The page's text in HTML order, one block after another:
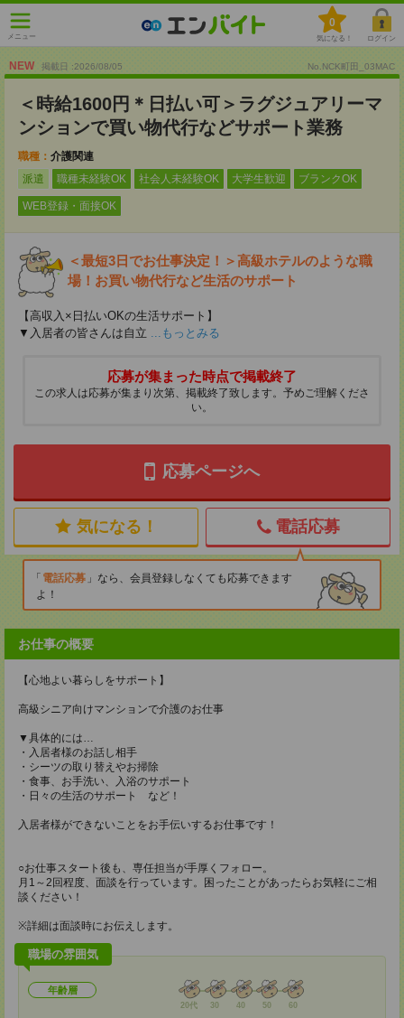
メニュー
0
気になる！ ログイン
NEW 掲載日 :2026/08/05 No.NCK町田_03MAC
＜時給1600円＊日払い可＞ラグジュアリーマ
ンションで買い物代行などサポート業務
職種： 介護関連
派遣
職種未経験OK 社会人未経験OK 大学生歓迎 ブランクOK
WEB登録・面接OK
＜最短3日でお仕事決定！＞高級ホテルのような職
場！お買い物代行など生活のサポート
【高収入×日払いOKの生活サポート】
▼入居者の皆さんは自立 ...もっとみる
応募が集まった時点で掲載終了
この求人は応募が集まり次第、掲載終了致します。予めご理解くださ
い。
応募ページへ
気になる！ 電話応募
電話応募
なら、会員登録しなくても応募できます
よ！
お仕事の概要
【心地よい暮らしをサポート】
高級シニア向けマンションで介護のお仕事
▼具体的には…
・入居者様のお話し相手
・シーツの取り替えやお掃除
・食事、お手洗い、入浴のサポート
・日々の生活のサポート など！
入居者様ができないことをお手伝いするお仕事です！
○お仕事スタート後も、専任担当が手厚くフォロー。
月1～2回程度、面談を行っています。困ったことがあったらお気軽にご相
談ください！
※詳細は面談時にお伝えします。
職場の雰囲気
年齢層
20代 30 40 50 60